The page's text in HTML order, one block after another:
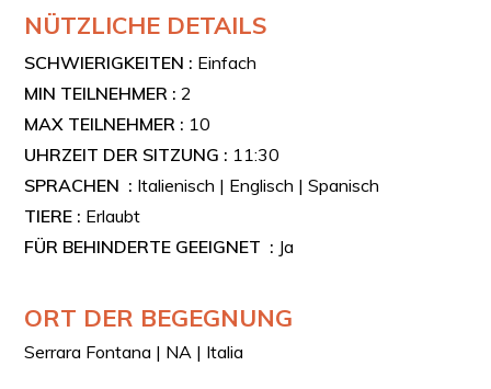
NÜTZLICHE DETAILS
SCHWIERIGKEITEN : Einfach
MIN TEILNEHMER :2
MAX TEILNEHMER : 10
UHRZEIT DER SITZUNG : 11:30
SPRACHEN : Italienisch | Englisch | Spanisch
TIERE : Erlaubt
FÜR BEHINDERTE GEEIGNET : Ja
ORT DER BEGEGNUNG
Serrara Fontana | NA | Italia